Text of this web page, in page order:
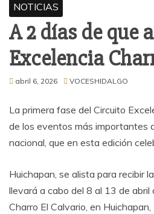
NOTICIAS
A 2 días de que
Excelencia
abril 6, 2026 VOCESHIDALGO
La primera fase del Circuito
de los eventos más importantes
nacional, que en esta edición
Huichapan, se alista para recibir
llevará a cabo del 8 al 13 de
Charro El Calvario, en